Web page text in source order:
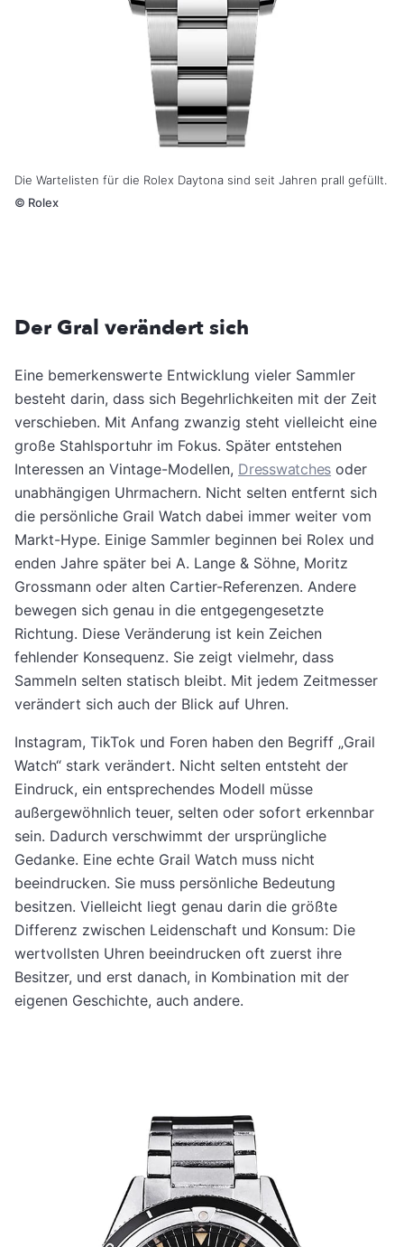
Die Wartelisten für die Rolex Daytona sind seit Jahren prall gefüllt.
© Rolex
Der Gral verändert sich
Eine bemerkenswerte Entwicklung vieler Sammler
besteht darin, dass sich Begehrlichkeiten mit der Zeit
verschieben. Mit Anfang zwanzig steht vielleicht eine
große Stahlsportuhr im Fokus. Später entstehen
Interessen an Vintage-Modellen, Dresswatches oder
unabhängigen Uhrmachern. Nicht selten entfernt sich
die persönliche Grail Watch dabei immer weiter vom
Markt-Hype. Einige Sammler beginnen bei Rolex und
enden Jahre später bei A. Lange & Söhne, Moritz
Grossmann oder alten Cartier-Referenzen. Andere
bewegen sich genau in die entgegengesetzte
Richtung. Diese Veränderung ist kein Zeichen
fehlender Konsequenz. Sie zeigt vielmehr, dass
Sammeln selten statisch bleibt. Mit jedem Zeitmesser
verändert sich auch der Blick auf Uhren.
Instagram, TikTok und Foren haben den Begriff „Grail
Watch“ stark verändert. Nicht selten entsteht der
Eindruck, ein entsprechendes Modell müsse
außergewöhnlich teuer, selten oder sofort erkennbar
sein. Dadurch verschwimmt der ursprüngliche
Gedanke. Eine echte Grail Watch muss nicht
beeindrucken. Sie muss persönliche Bedeutung
besitzen. Vielleicht liegt genau darin die größte
Differenz zwischen Leidenschaft und Konsum: Die
wertvollsten Uhren beeindrucken oft zuerst ihre
Besitzer, und erst danach, in Kombination mit der
eigenen Geschichte, auch andere.